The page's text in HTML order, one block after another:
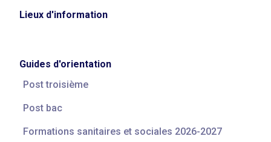
Lieux d'information
Guides d'orientation
Post troisième
Post bac
Formations sanitaires et sociales 2026-2027